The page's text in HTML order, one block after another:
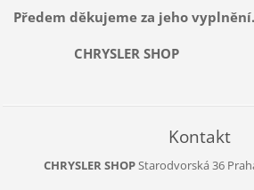
Předem děkujeme za jeho vyplnění.
CHRYSLER SHOP
Kontakt
CHRYSLER SHOPStarodvorská 36